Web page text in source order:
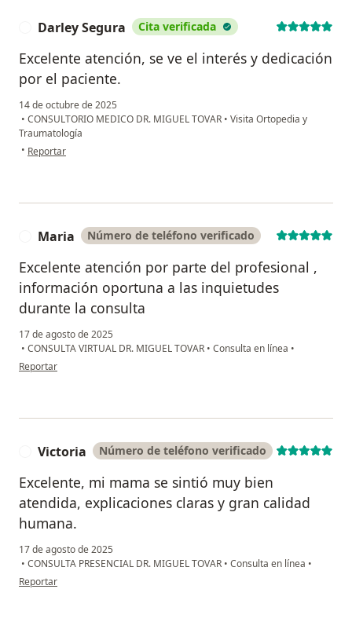
Darley Segura Cita verificada
Excelente atención, se ve el interés y dedicación
por el paciente.
14 de octubre de 2025
• CONSULTORIO MEDICO DR. MIGUEL TOVAR • Visita Ortopedia y
Traumatología
• en opinión del usuario Darley Segura
Reportar
Maria Número de teléfono verificado
Excelente atención por parte del profesional ,
información oportuna a las inquietudes
durante la consulta
17 de agosto de 2025
• CONSULTA VIRTUAL DR. MIGUEL TOVAR • Consulta en línea •
en opinión del usuario Maria
Reportar
Victoria Número de teléfono verificado
Excelente, mi mama se sintió muy bien
atendida, explicaciones claras y gran calidad
humana.
17 de agosto de 2025
• CONSULTA PRESENCIAL DR. MIGUEL TOVAR • Consulta en línea •
en opinión del usuario Victoria
Reportar